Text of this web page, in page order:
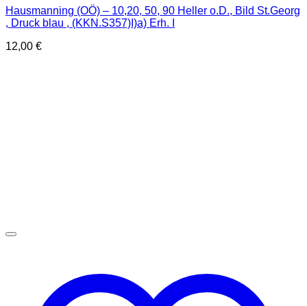
Hausmanning (OÖ) – 10,20, 50, 90 Heller o.D., Bild St.Georg
, Druck blau , (KKN.S357)I)a) Erh. I
12,00 €